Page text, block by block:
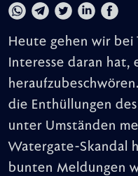
Heute gehen wir bei
Interesse daran
die Enthüllungen
unter Umständen
Watergate-Skandal
bunten Meldungen